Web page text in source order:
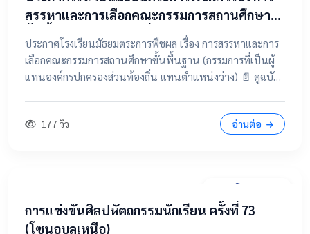
สรรหาและการเลือกคณะกรรมการสถานศึกษา
ขั้นพื้นฐาน (กรรมการที่เป็นผู้แทนองค์กร
ปกครองส่วนท้องถิ่น แทนตำแหน่งว่าง)
ประกาศโรงเรียนมัธยมตระการพืชผล เรื่อง การสรรหาและการ
เลือกคณะกรรมการสถานศึกษาขั้นพื้นฐาน (กรรมการที่เป็นผู้
แทนองค์กรปกครองส่วนท้องถิ่น แทนตำแหน่งว่าง) 📄 ดูฉบับ
177 วิว อ่านต่อ
28 มีนาคม 2569
การแข่งขันศิลปหัตถกรรมนักเรียน ครั้งที่ 73
(โซนอุบลเหนือ)